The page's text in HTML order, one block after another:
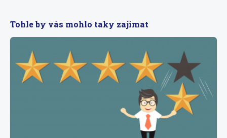
Tohle by vás mohlo taky zajímat